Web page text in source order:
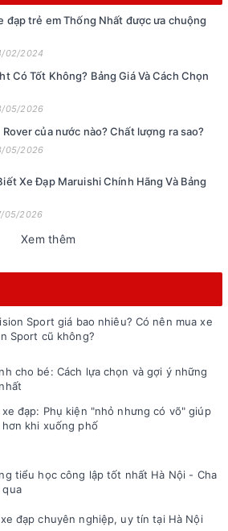
đạp trẻ em Thống Nhất được ưa chuộng
02/2024
Có Tốt Không? Bảng Giá Và Cách Chọn
05/2026
của nước nào? Chất lượng ra sao?
05/2026
Xe Đạp Maruishi Chính Hãng Và Bảng
05/2026
Xem thêm
Sport giá bao nhiêu? Có nên mua xe
Sport cũ không?
cho bé: Cách lựa chọn và gợi ý những
đạp: Phụ kiện "nhỏ nhưng có võ" giúp
khi xuống phố
tiểu học công lập tốt nhất Hà Nội - Cha
qua
đạp chuyên nghiệp, uy tín tại Hà Nội